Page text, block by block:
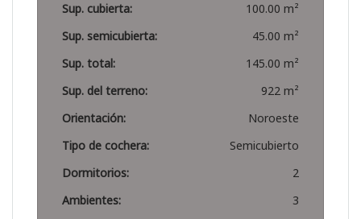
Sup. cubierta:
100.00 m²
Sup. semicubierta:
45.00 m²
Sup. total:
145.00 m²
Sup. del terreno:
922 m²
Orientación:
Noroeste
Tipo de cochera:
Semicubierto
Dormitorios:
2
Ambientes:
3